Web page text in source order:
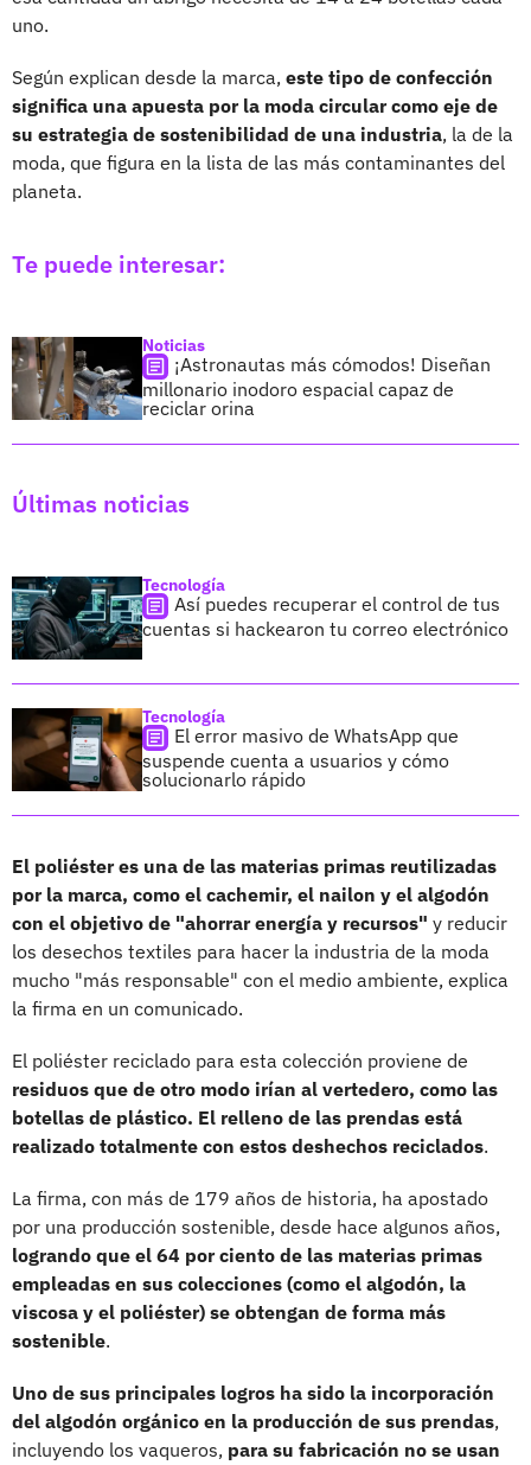
uno.
Según explican desde la marca, este tipo de confección
significa una apuesta por la moda circular como eje de
su estrategia de sostenibilidad de una industria, la de la
moda, que figura en la lista de las más contaminantes del
planeta.
Te puede interesar:
Noticias
¡Astronautas más cómodos! Diseñan
millonario inodoro espacial capaz de
reciclar orina
Últimas noticias
Tecnología
Así puedes recuperar el control de tus
cuentas si hackearon tu correo electrónico
Tecnología
El error masivo de WhatsApp que
suspende cuenta a usuarios y cómo
solucionarlo rápido
El poliéster es una de las materias primas reutilizadas
por la marca, como el cachemir, el nailon y el algodón
con el objetivo de "ahorrar energía y recursos" y reducir
los desechos textiles para hacer la industria de la moda
mucho "más responsable" con el medio ambiente, explica
la firma en un comunicado.
El poliéster reciclado para esta colección proviene de
residuos que de otro modo irían al vertedero, como las
botellas de plástico. El relleno de las prendas está
realizado totalmente con estos deshechos reciclados.
La firma, con más de 179 años de historia, ha apostado
por una producción sostenible, desde hace algunos años,
logrando que el 64 por ciento de las materias primas
empleadas en sus colecciones (como el algodón, la
viscosa y el poliéster) se obtengan de forma más
sostenible.
Uno de sus principales logros ha sido la incorporación
del algodón orgánico en la producción de sus prendas,
incluyendo los vaqueros, para su fabricación no se usan